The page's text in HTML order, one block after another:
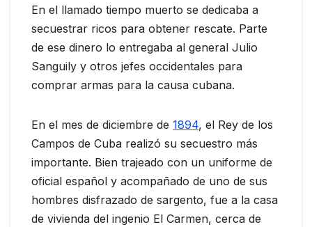
En el llamado tiempo muerto se dedicaba a
secuestrar ricos para obtener rescate. Parte
de ese dinero lo entregaba al general Julio
Sanguily y otros jefes occidentales para
comprar armas para la causa cubana.
En el mes de diciembre de 1894, el Rey de los
Campos de Cuba realizó su secuestro más
importante. Bien trajeado con un uniforme de
oficial español y acompañado de uno de sus
hombres disfrazado de sargento, fue a la casa
de vivienda del ingenio El Carmen, cerca de